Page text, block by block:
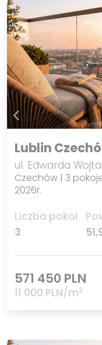
Lublin
ul. Edwarda
Czechów | 3
2026r.
Liczba pokoi
3
571 450 PLN
11 000 PLN/m2